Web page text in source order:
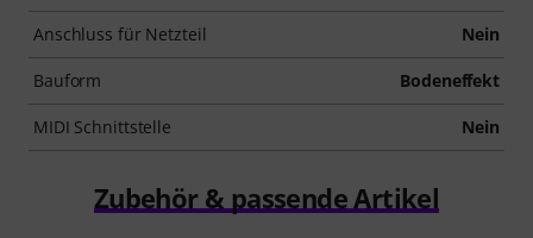
Anschluss für Netzteil Nein
Bauform Bodeneffekt
MIDI Schnittstelle Nein
Zubehör & passende Artikel